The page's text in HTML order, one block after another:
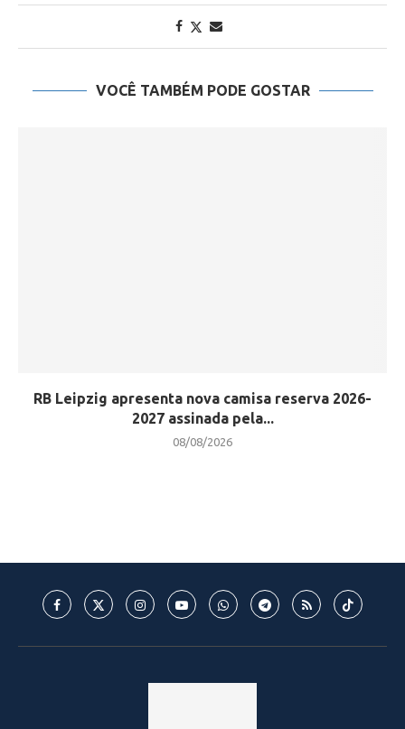
VOCÊ TAMBÉM PODE GOSTAR
RB Leipzig apresenta nova camisa reserva 2026-
2027 assinada pela...
08/08/2026